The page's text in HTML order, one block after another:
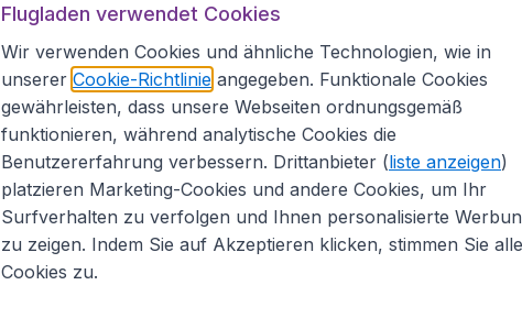
Flugladen verwendet Cookies
Wir verwenden Cookies und ähnliche Technologien, wie in
unserer Cookie-Richtlinieangegeben. Funktionale Cookies
gewährleisten, dass unsere Webseiten ordnungsgemäß
funktionieren, während analytische Cookies die
Benutzererfahrung verbessern. Drittanbieter (liste anzeigen)
platzieren Marketing-Cookies und andere Cookies, um Ihr
Surfverhalten zu verfolgen und Ihnen personalisierte
zu zeigen. Indem Sie auf Akzeptieren klicken, stimmen Sie
Cookies zu.